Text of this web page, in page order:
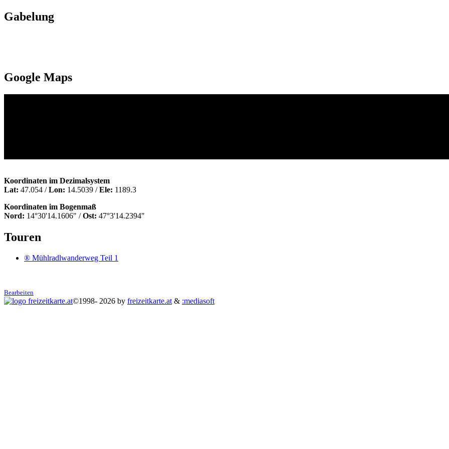
Gabelung
Google Maps
Koordinaten im Dezimalsystem
Lat: 47.054 /Lon: 14.5039 /Ele: 1189.3
Koordinaten im Bogenmaß
Nord: 14°30'14.1606" /Ost: 47°3'14.2394"
Touren
® Mühlradlwanderweg Teil 1
Bearbeiten
©1998- 2026 by freizeitkarte.at& :mediasoft